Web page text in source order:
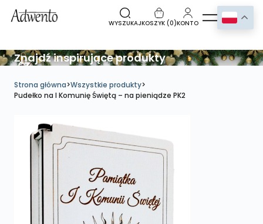
WYSZUKAJKOSZYK (0)KONTO
Znajdź inspirujące produkty
Strona główna>Wszystkie produkty>
Pudełko na I Komunię Świętą – na pieniądze PK2